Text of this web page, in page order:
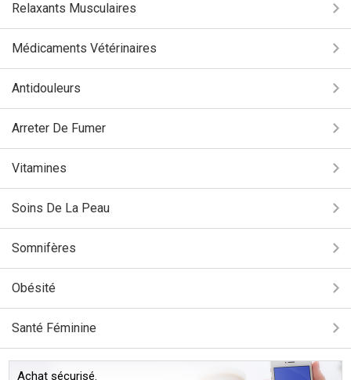
Relaxants Musculaires
Médicaments Vétérinaires
Antidouleurs
Arreter De Fumer
Vitamines
Soins De La Peau
Somnifères
Obésité
Santé Féminine
Achat sécurisé.